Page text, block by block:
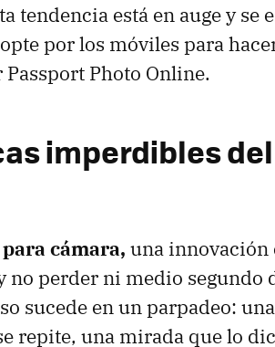
tendencia está en auge y se
por los móviles para
Photo Online.
imperdibles del
cámara, una
no perder ni medio segundo
sucede en un parpadeo:
repite, una mirada que lo